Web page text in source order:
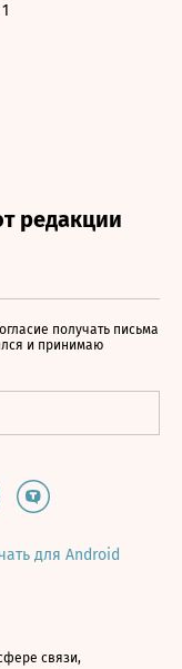
получать письма
и принимаю
для Android
связи,